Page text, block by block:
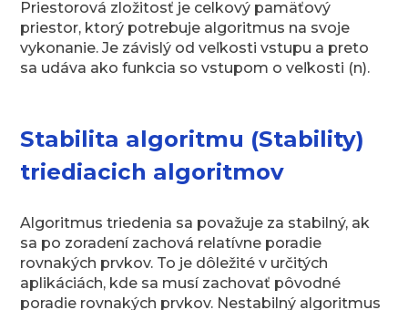
Priestorová zložitosť je celkový pamäťový
priestor, ktorý potrebuje algoritmus na svoje
vykonanie. Je závislý od veľkosti vstupu a preto
sa udáva ako funkcia so vstupom o veľkosti (n).
Stabilita algoritmu (Stability)
triediacich algoritmov
Algoritmus triedenia sa považuje za stabilný, ak
sa po zoradení zachová relatívne poradie
rovnakých prvkov. To je dôležité v určitých
aplikáciách, kde sa musí zachovať pôvodné
poradie rovnakých prvkov. Nestabilný algoritmus